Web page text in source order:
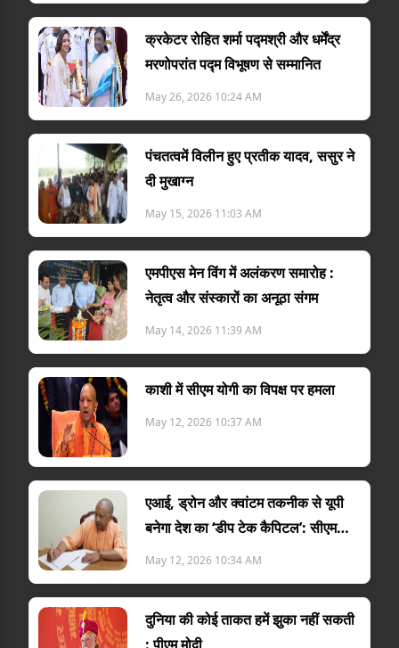
क्रकेटर रोहित शर्मा पद्मश्री और धर्मेंद्र
मरणोपरांत पद्म विभूषण से सम्मानित
May 26, 2026 10:24 AM
पंचतत्वमें विलीन हुए प्रतीक यादव, ससुर ने
दी मुखाग्न
May 15, 2026 11:03 AM
एमपीएस मेन विंग में अलंकरण समारोह :
नेतृत्व और संस्कारों का अनूठा संगम
May 14, 2026 11:39 AM
काशी में सीएम योगी का विपक्ष पर हमला
May 12, 2026 10:37 AM
एआई, ड्रोन और क्वांटम तकनीक से यूपी
बनेगा देश का ‘डीप टेक कैपिटल’: सीएम
योगी
May 12, 2026 10:34 AM
दुनिया की कोई ताकत हमें झुका नहीं सकती